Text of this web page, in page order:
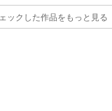
ックした作品をもっと見る